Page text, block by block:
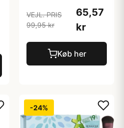
VEJL. PRIS
99,95 kr
65,57
kr
Køb her
-24%